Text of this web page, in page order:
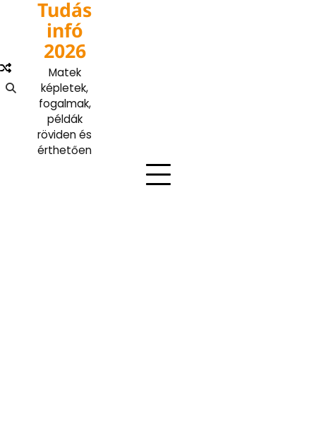
Tudás
infó
2026
Matek
képletek,
fogalmak,
példák
röviden és
érthetően